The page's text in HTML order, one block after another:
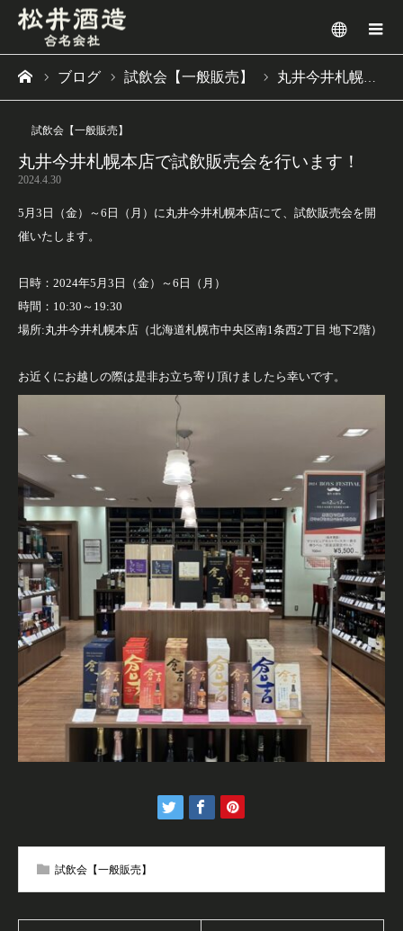
メニュー
ブログ 試飲会【一般販売】 丸井今井札幌本店で試飲販売会を行います！
試飲会【一般販売】
丸井今井札幌本店で試飲販売会を行います！
2024.4.30
5月3日（金）～6日（月）に丸井今井札幌本店にて、試飲販売会を開
催いたします。
日時：2024年5月3日（金）～6日（月）
時間：10:30～19:30
場所:丸井今井札幌本店（北海道札幌市中央区南1条西2丁目 地下2階）
お近くにお越しの際は是非お立ち寄り頂けましたら幸いです。
試飲会【一般販売】